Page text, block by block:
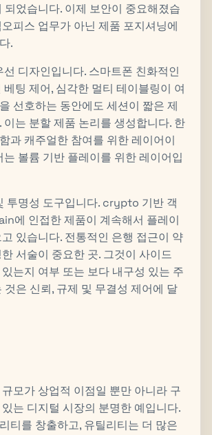
되었습니다. 이제 보안이 중요해졌습
피스 업무가 아닌 제품 포지셔닝에
.
선 디자인입니다. 스마트폰 친화적인
베팅 제어, 심각한 멀티 테이블링이 여
선호하는 동안에도 세션이 짧은 제
이는 분할 제품 논리를 생성합니다. 한
과 캐주얼한 참여를 위한 레이어이
는 볼륨 기반 플레이를 위한 레이어입
투명성 도구입니다. crypto 기반 객
에 인접한 제품이 계속해서 플레이
있습니다. 전통적인 은행 접근이 약
서술이 중요한 곳. 그것이 사이드
는지 여부 또는 보다 내구성 있는 주
것은 신뢰, 규제 및 무결성 제어에 달
모가 상업적 이점일 뿐만 아니라 구
는 디지털 시장의 분명한 예입니다.
티를 창출하고, 유틸리티는 더 많은